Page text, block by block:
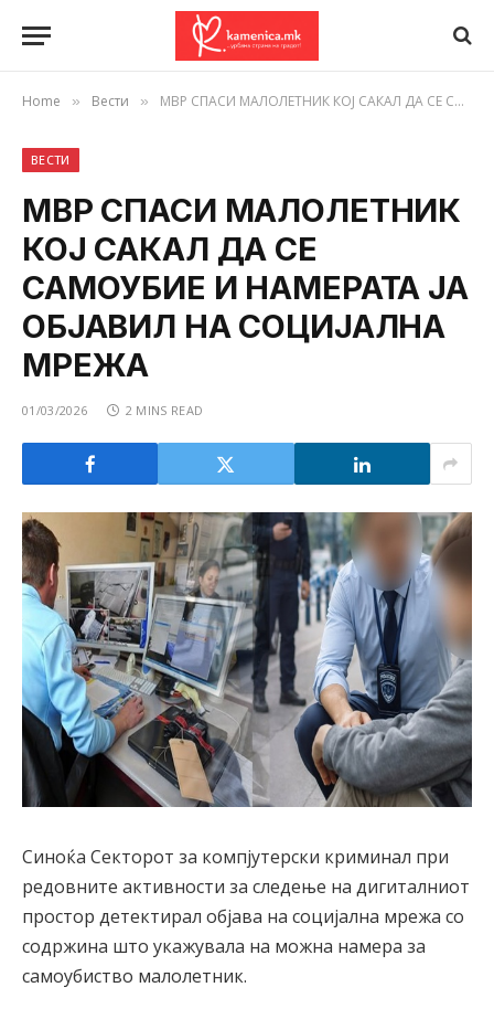
Home » Вести » МВР СПАСИ МАЛОЛЕТНИК КОЈ САКАЛ ДА СЕ САМОУБИЕ И НАМЕРАТА ЈА ОБЈАВИЛ НА СОЦИЈАЛНА МРЕЖА
ВЕСТИ
МВР СПАСИ МАЛОЛЕТНИК
КОЈ САКАЛ ДА СЕ
САМОУБИЕ И НАМЕРАТА ЈА
ОБЈАВИЛ НА СОЦИЈАЛНА
МРЕЖА
01/03/2026 2 MINS READ
Синоќа Секторот за компјутерски криминал при
редовните активности за следење на дигиталниот
простор детектирал објава на социјална мрежа со
содржина што укажувала на можна намера за
самоубиство малолетник.